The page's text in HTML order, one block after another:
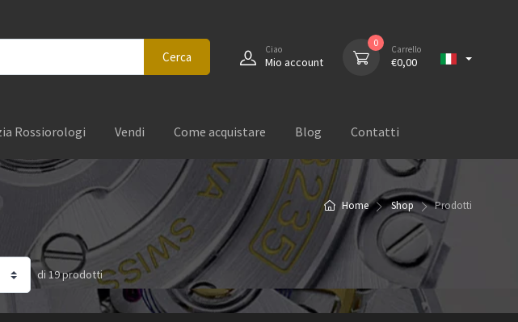
Cerca Ciao
Mio account
0
Carrello
€0,00
Rossiorologi Vendi Come acquistare Blog Contatti
Home Shop Prodotti
di 19prodotti